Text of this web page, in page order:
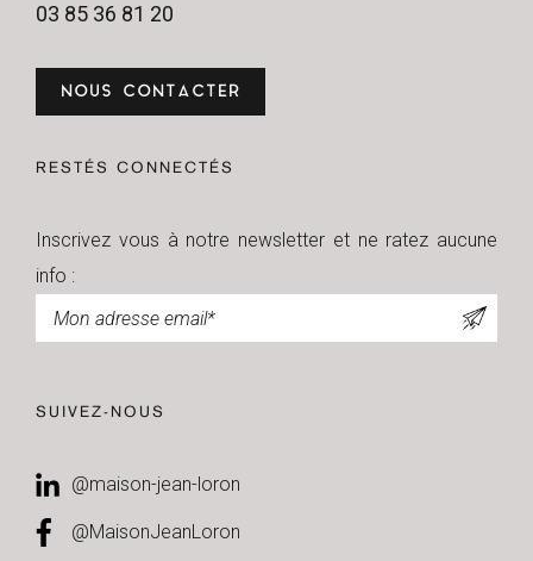
03 85 36 81 20
NOUS CONTACTER
RESTÉS CONNECTÉS
Inscrivez vous à notre newsletter et ne ratez aucune
info :
SUIVEZ-NOUS
@maison-jean-loron
@MaisonJeanLoron